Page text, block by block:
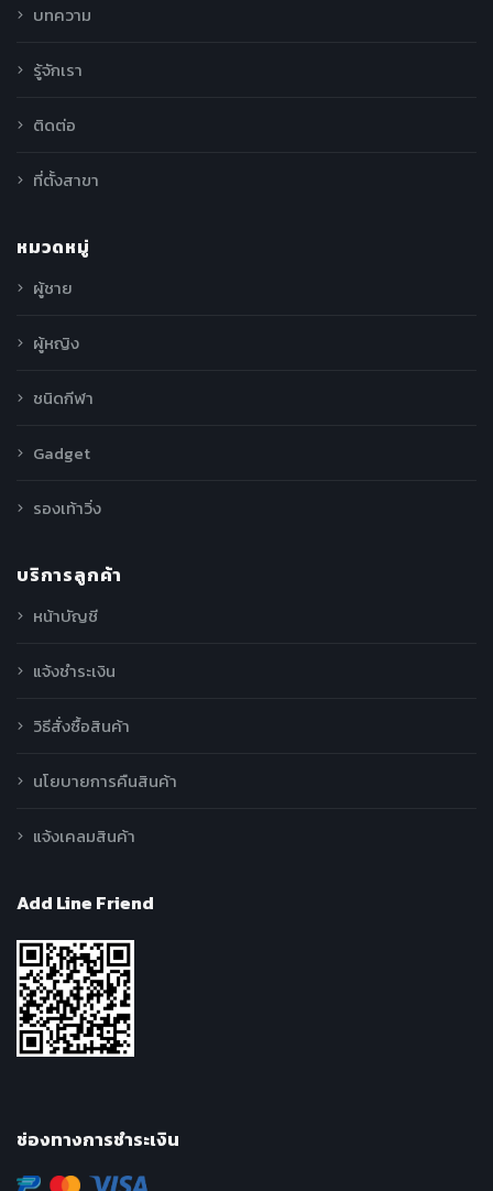
บทความ
รู้จักเรา
ติดต่อ
ที่ตั้งสาขา
หมวดหมู่
ผู้ชาย
ผู้หญิง
ชนิดกีฬา
Gadget
รองเท้าวิ่ง
บริการลูกค้า
หน้าบัญชี
แจ้งชำระเงิน
วิธีสั่งซื้อสินค้า
นโยบายการคืนสินค้า
แจ้งเคลมสินค้า
Add Line Friend
ช่องทางการชำระเงิน